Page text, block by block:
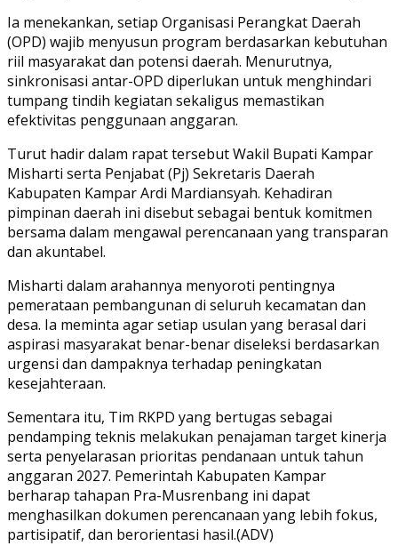
Ia menekankan, setiap Organisasi Perangkat Daerah
(OPD) wajib menyusun program berdasarkan kebutuhan
riil masyarakat dan potensi daerah. Menurutnya,
sinkronisasi antar-OPD diperlukan untuk menghindari
tumpang tindih kegiatan sekaligus memastikan
efektivitas penggunaan anggaran.
Turut hadir dalam rapat tersebut Wakil Bupati Kampar
Misharti serta Penjabat (Pj) Sekretaris Daerah
Kabupaten Kampar Ardi Mardiansyah. Kehadiran
pimpinan daerah ini disebut sebagai bentuk komitmen
bersama dalam mengawal perencanaan yang transparan
dan akuntabel.
Misharti dalam arahannya menyoroti pentingnya
pemerataan pembangunan di seluruh kecamatan dan
desa. Ia meminta agar setiap usulan yang berasal dari
aspirasi masyarakat benar-benar diseleksi berdasarkan
urgensi dan dampaknya terhadap peningkatan
kesejahteraan.
Sementara itu, Tim RKPD yang bertugas sebagai
pendamping teknis melakukan penajaman target kinerja
serta penyelarasan prioritas pendanaan untuk tahun
anggaran 2027. Pemerintah Kabupaten Kampar
berharap tahapan Pra-Musrenbang ini dapat
menghasilkan dokumen perencanaan yang lebih fokus,
partisipatif, dan berorientasi hasil.(ADV)